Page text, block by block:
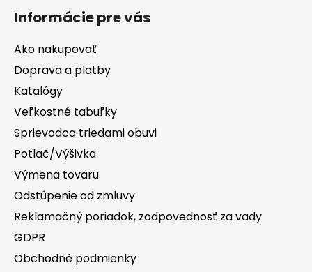
Informácie pre vás
Ako nakupovať
Doprava a platby
Katalógy
Veľkostné tabuľky
Sprievodca triedami obuvi
Potlač/Výšivka
Výmena tovaru
Odstúpenie od zmluvy
Reklamačný poriadok, zodpovednosť za vady
GDPR
Obchodné podmienky